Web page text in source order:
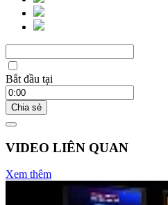
Bắt đầu tại
Chia sẻ
VIDEO LIÊN QUAN
Xem thêm